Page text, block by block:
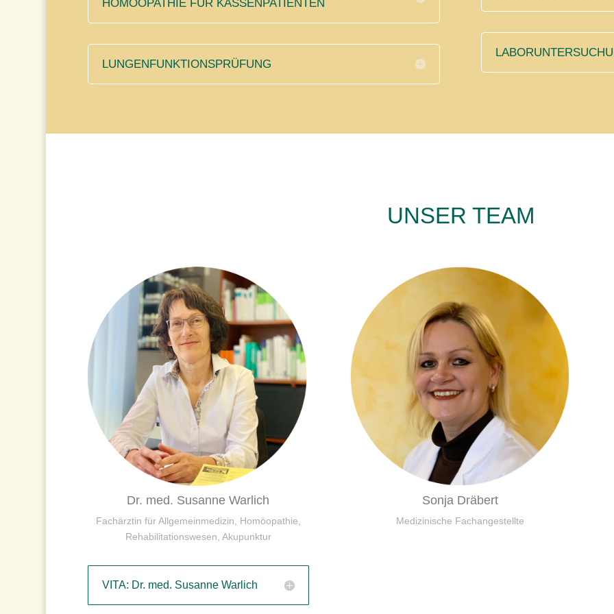
HOMÖOPATHIE FÜR KASSENPATIENTEN
LUNGENFUNKTIONSPRÜFUNG
UNSER TEAM
Dr. med. Susanne Warlich
Fachärztin für Allgemeinmedizin, Homöopathie,
Rehabilitationswesen, Akupunktur
VITA: Dr. med. Susanne Warlich
Sonja Dräbert
Medizinische Fachangestellte